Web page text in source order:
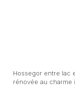
Hossegor entre lac
rénovée au charme